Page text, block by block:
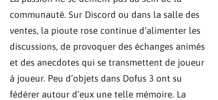
communauté. Sur Discord ou dans la salle des
ventes, la pioute rose continue d’alimenter les
discussions, de provoquer des échanges animés
et des anecdotes qui se transmettent de joueur
à joueur. Peu d’objets dans Dofus 3 ont su
fédérer autour d’eux une telle mémoire. La